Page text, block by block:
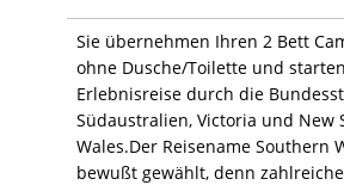
Sie übernehmen Ihren 2 Bett
ohne Dusche/Toilette und
Erlebnisreise durch die
Südaustralien, Victoria und New
Wales.Der Reisename Southern
bewußt gewählt, denn